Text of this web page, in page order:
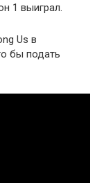
1 выиграл.
Us в
бы подать